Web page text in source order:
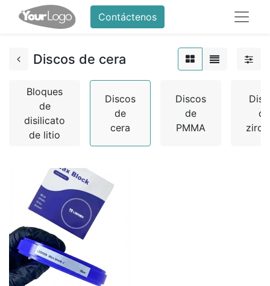
Contáctenos
Discos de cera
Bloques
de
disilicato
de litio
Discos
de
cera
Discos
de
PMMA
de